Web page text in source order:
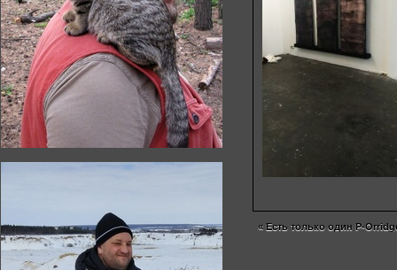
« Есть только один P-